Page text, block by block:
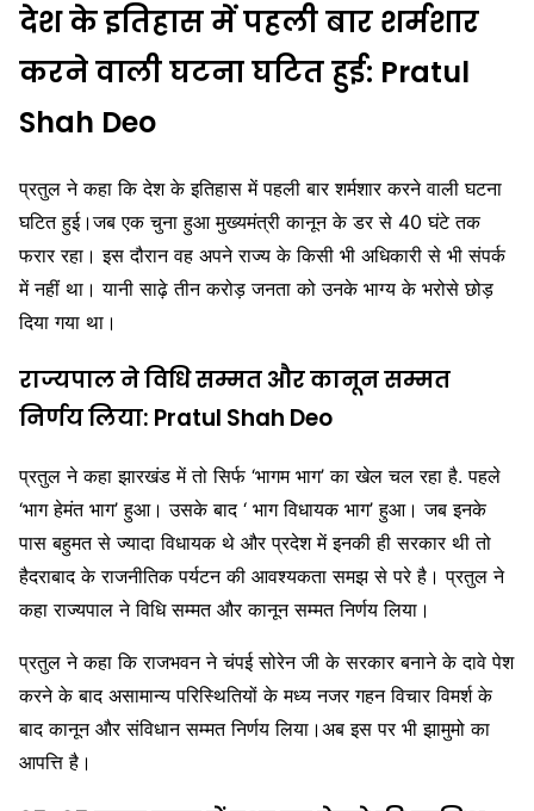
देश के इतिहास में पहली बार शर्मशार
करने वाली घटना घटित हुई: Pratul
Shah Deo
प्रतुल ने कहा कि देश के इतिहास में पहली बार शर्मशार करने वाली घटना
घटित हुई।जब एक चुना हुआ मुख्यमंत्री कानून के डर से 40 घंटे तक
फरार रहा। इस दौरान वह अपने राज्य के किसी भी अधिकारी से भी संपर्क
में नहीं था। यानी साढ़े तीन करोड़ जनता को उनके भाग्य के भरोसे छोड़
दिया गया था।
राज्यपाल ने विधि सम्मत और कानून सम्मत
निर्णय लिया: Pratul Shah Deo
प्रतुल ने कहा झारखंड में तो सिर्फ ‘भागम भाग’ का खेल चल रहा है. पहले
‘भाग हेमंत भाग’ हुआ। उसके बाद ‘ भाग विधायक भाग’ हुआ। जब इनके
पास बहुमत से ज्यादा विधायक थे और प्रदेश में इनकी ही सरकार थी तो
हैदराबाद के राजनीतिक पर्यटन की आवश्यकता समझ से परे है। प्रतुल ने
कहा राज्यपाल ने विधि सम्मत और कानून सम्मत निर्णय लिया।
प्रतुल ने कहा कि राजभवन ने चंपई सोरेन जी के सरकार बनाने के दावे पेश
करने के बाद असामान्य परिस्थितियों के मध्य नजर गहन विचार विमर्श के
बाद कानून और संविधान सम्मत निर्णय लिया।अब इस पर भी झामुमो का
आपत्ति है।